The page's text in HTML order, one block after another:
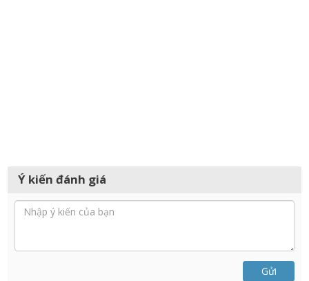
Ý kiến đánh giá
Gửi